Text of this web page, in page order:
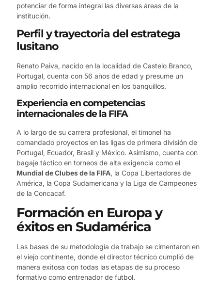
potenciar de forma integral las diversas áreas de la
institución.
Perfil y trayectoria del estratega
lusitano
Renato Paiva, nacido en la localidad de Castelo Branco,
Portugal, cuenta con 56 años de edad y presume un
amplio recorrido internacional en los banquillos.
Experiencia en competencias
internacionales de la FIFA
A lo largo de su carrera profesional, el timonel ha
comandado proyectos en las ligas de primera división de
Portugal, Ecuador, Brasil y México. Asimismo, cuenta con
bagaje táctico en torneos de alta exigencia como el
Mundial de Clubes de la FIFA, la Copa Libertadores de
América, la Copa Sudamericana y la Liga de Campeones
de la Concacaf.
Formación en Europa y
éxitos en Sudamérica
Las bases de su metodología de trabajo se cimentaron en
el viejo continente, donde el director técnico cumplió de
manera exitosa con todas las etapas de su proceso
formativo como entrenador de futbol.